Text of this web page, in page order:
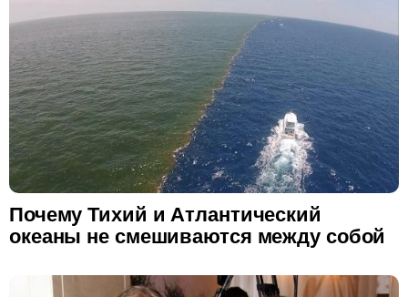
Почему Тихий и Атлантический
океаны не смешиваются между собой